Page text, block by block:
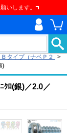
いします。
タイプ（ナベＰ２
>
)
ｸﾛ(銀)／2.0／